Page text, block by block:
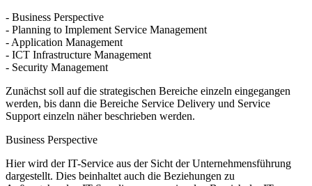
- Business Perspective
- Planning to Implement Service Management
- Application Management
- ICT Infrastructure Management
- Security Management
Zunächst soll auf die strategischen Bereiche einzeln eingegangen
werden, bis dann die Bereiche Service Delivery und Service
Support einzeln näher beschrieben werden.
Business Perspective
Hier wird der IT-Service aus der Sicht der Unternehmensführung
dargestellt. Dies beinhaltet auch die Beziehungen zu